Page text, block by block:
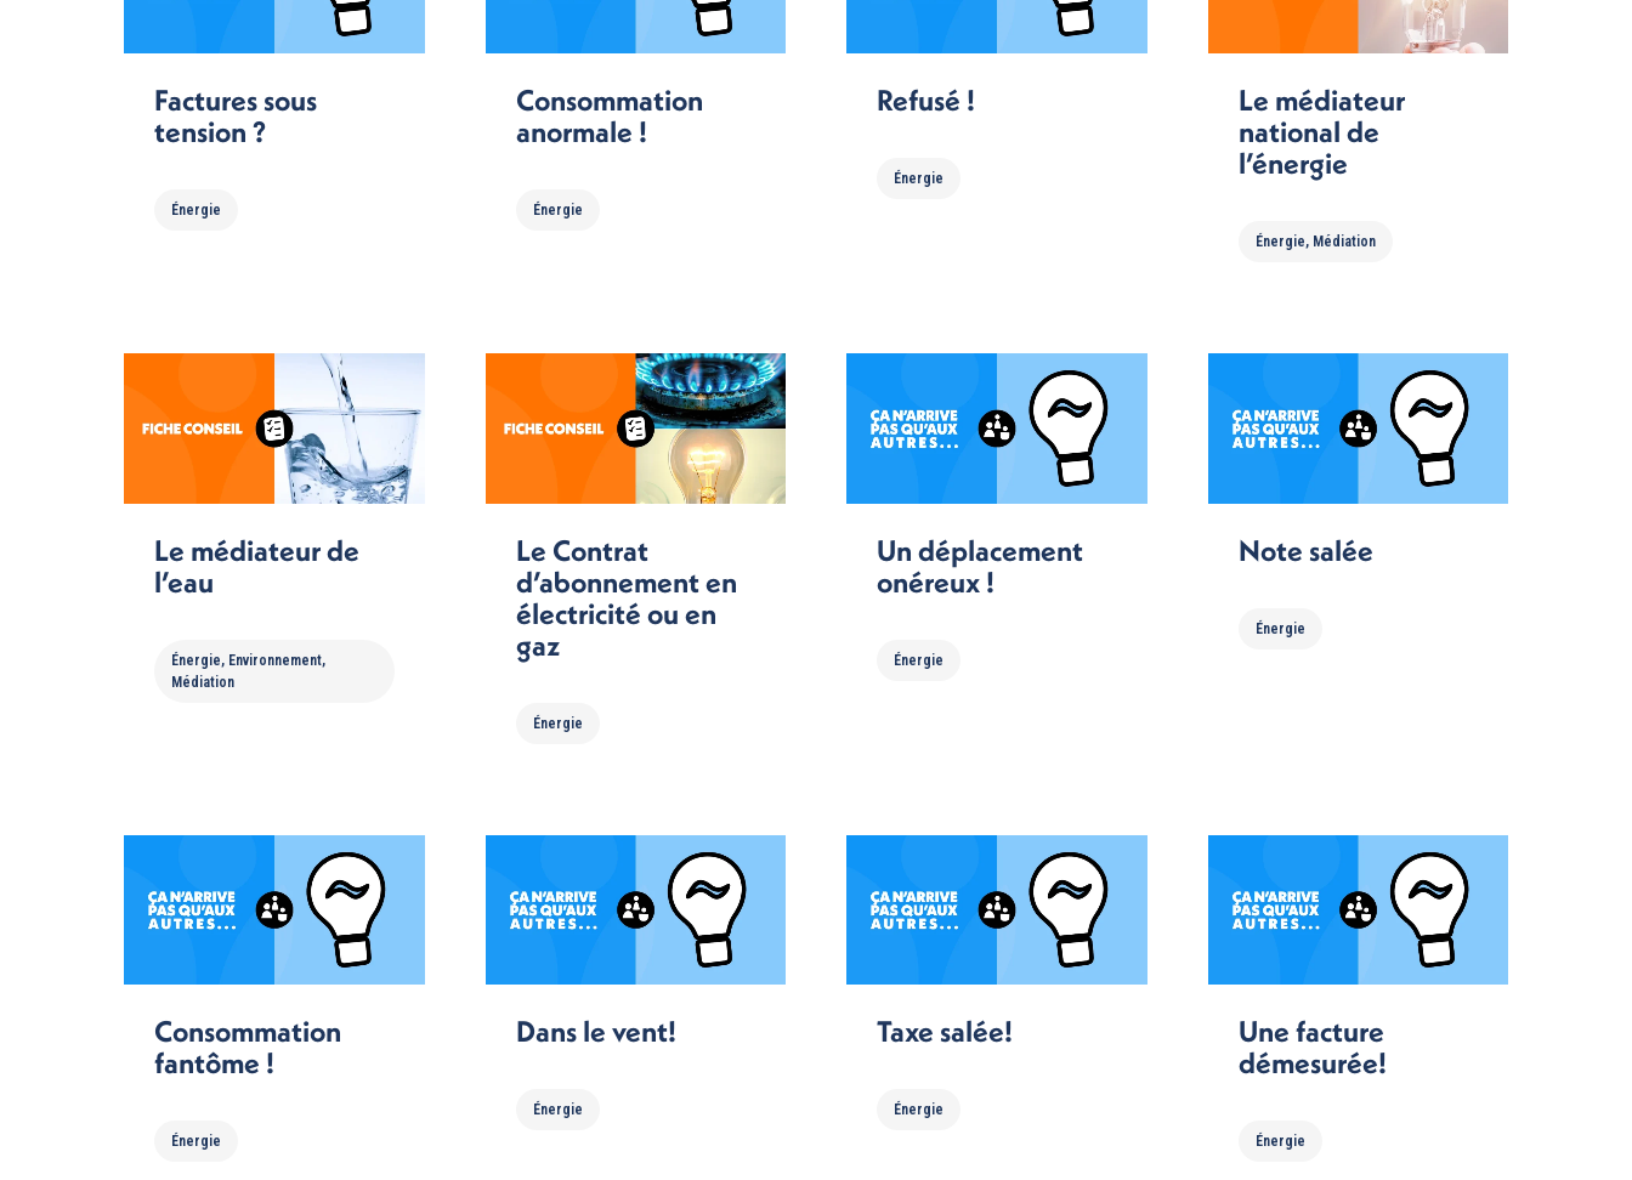
Factures sous
tension ?
Énergie
Consommation
anormale !
Énergie
Refusé !
Énergie
Le médiateur
national de
l’énergie
Énergie, Médiation
Le médiateur de
l’eau
Énergie, Environnement,
Médiation
Le Contrat
d’abonnement en
électricité ou en
gaz
Énergie
Un déplacement
onéreux !
Énergie
Note salée
Énergie
Consommation
fantôme !
Énergie
Dans le vent!
Énergie
Taxe salée!
Énergie
Une facture
démesurée!
Énergie